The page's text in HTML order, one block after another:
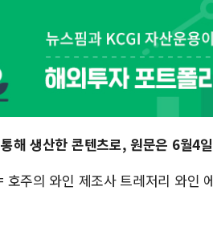
해 생산한 콘텐츠로, 원문은 6월4
주의 와인 제조사 트레저리 와인